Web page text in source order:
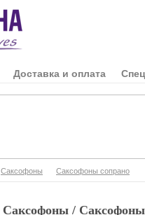
Доставка и оплата
Саксофоны Саксофоны сопрано
Саксофоны / Саксофоны